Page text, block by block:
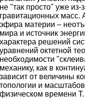
не "так просто" уже из-
гравитационных масс.
эфира материи –
мира и источник
хаpaктера решений
уравнений октетной
необходимости
механику, как в
зависит от величины
топологии и
физическом времени Т.